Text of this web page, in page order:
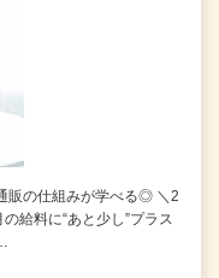
販の仕組みが学べる◎ ＼2
給料に“あと少し”プラス